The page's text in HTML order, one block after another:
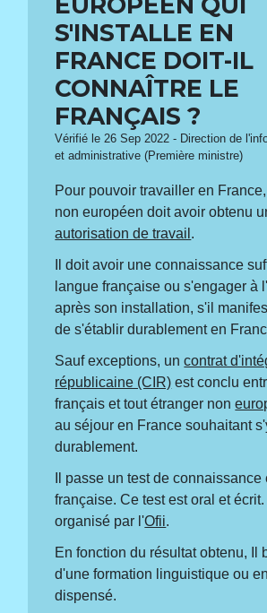
S'INSTALLE EN
FRANCE DOIT-IL
CONNAÎTRE LE
FRANÇAIS ?
Vérifié le 26 Sep 2022 - Direction de
et administrative (Première ministre)
Pour pouvoir travailler en
non européen doit avoir obtenu
autorisation de travail .
Il doit avoir une connaissance
langue française ou s'engager à
après son installation, s'il
de s'établir durablement en
Sauf exceptions, uncontrat
républicaine (CIR) est conclu
français et tout étranger non
au séjour en France souhaitant
durablement.
Il passe un test de
française. Ce test est oral et
organisé par l'Ofii.
En fonction du résultat obtenu, Il
d'une formation linguistique ou
dispensé.